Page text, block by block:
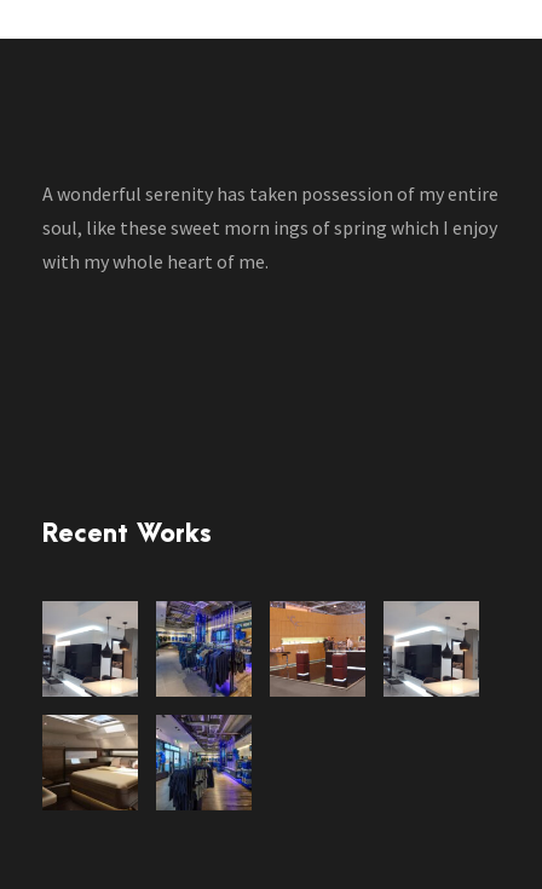
A wonderful serenity has taken possession of my entire
soul, like these sweet morn ings of spring which I enjoy
with my whole heart of me.
Recent Works